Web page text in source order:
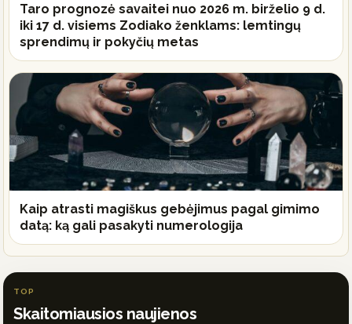
Taro prognozė savaitei nuo 2026 m. birželio 9 d.
iki 17 d. visiems Zodiako ženklams: lemtingų
sprendimų ir pokyčių metas
Kaip atrasti magiškus gebėjimus pagal gimimo
datą: ką gali pasakyti numerologija
TOP
Skaitomiausios naujienos